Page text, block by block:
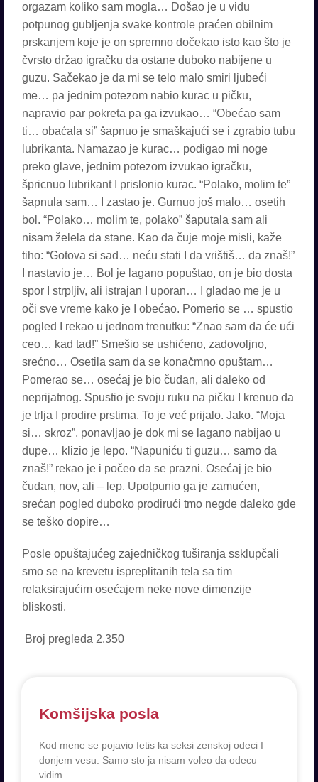
orgazam koliko sam mogla… Došao je u vidu
potpunog gubljenja svake kontrole praćen obilnim
prskanjem koje je on spremno dočekao isto kao što je
čvrsto držao igračku da ostane duboko nabijene u
guzu. Sačekao je da mi se telo malo smiri ljubeći
me… pa jednim potezom nabio kurac u pičku,
napravio par pokreta pa ga izvukao… “Obećao sam
ti… obaćala si” šapnuo je smaškajući se i zgrabio tubu
lubrikanta. Namazao je kurac… podigao mi noge
preko glave, jednim potezom izvukao igračku,
špricnuo lubrikant I prislonio kurac. “Polako, molim te”
šapnula sam… I zastao je. Gurnuo još malo… osetih
bol. “Polako… molim te, polako” šaputala sam ali
nisam želela da stane. Kao da čuje moje misli, kaže
tiho: “Gotova si sad… neću stati I da vrištiš… da znaš!”
I nastavio je… Bol je lagano popuštao, on je bio dosta
spor I strpljiv, ali istrajan I uporan… I gladao me je u
oči sve vreme kako je I obećao. Pomerio se … spustio
pogled I rekao u jednom trenutku: “Znao sam da će ući
ceo… kad tad!” Smešio se ushićeno, zadovoljno,
srećno… Osetila sam da se konačmno opuštam…
Pomerao se… osećaj je bio čudan, ali daleko od
neprijatnog. Spustio je svoju ruku na pičku I krenuo da
je trlja I prodire prstima. To je već prijalo. Jako. “Moja
si… skroz”, ponavljao je dok mi se lagano nabijao u
dupe… klizio je lepo. “Napuniću ti guzu… samo da
znaš!” rekao je i počeo da se prazni. Osećaj je bio
čudan, nov, ali – lep. Upotpunio ga je zamućen,
srećan pogled duboko prodirući tmo negde daleko gde
se teško dopire…
Posle opuštajućeg zajedničkog tuširanja ssklupčali
smo se na krevetu ispreplitanih tela sa tim
relaksirajućim osećajem neke nove dimenzije
bliskosti.
Broj pregleda 2.350
Komšijska posla
Kod mene se pojavio fetis ka seksi zenskoj odeci I
donjem vesu. Samo sto ja nisam voleo da odecu
vidim